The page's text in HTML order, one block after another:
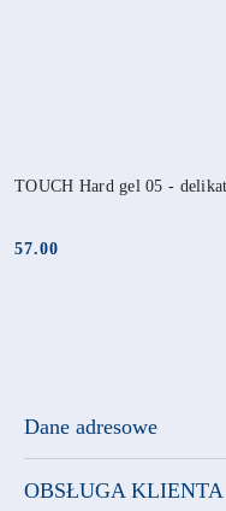
TOUCH Hard gel 05 -
Cena:
57.00
Dane adresowe
OBSŁUGA KLIENTA